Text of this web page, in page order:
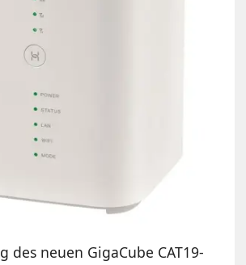
des neuen GigaCube CAT19-